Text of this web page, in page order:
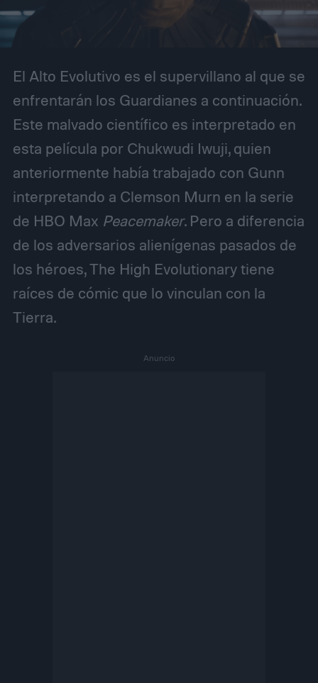
El Alto Evolutivo es el supervillano al que se
enfrentarán los Guardianes a continuación.
Este malvado científico es interpretado en
esta película por Chukwudi Iwuji, quien
anteriormente había trabajado con Gunn
interpretando a Clemson Murn en la serie
de HBO Max Peacemaker. Pero a diferencia
de los adversarios alienígenas pasados de
los héroes, The High Evolutionary tiene
raíces de cómic que lo vinculan con la
Tierra.